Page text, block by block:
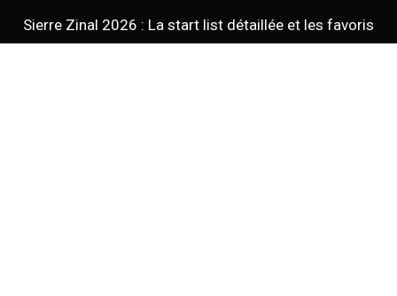
Sierre Zinal 2026 : La start list détaillée et les favoris